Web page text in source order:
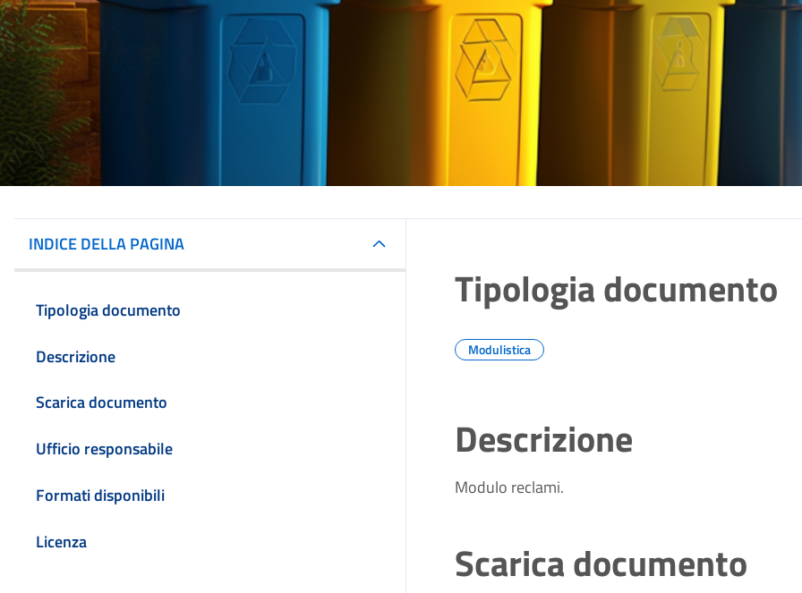
INDICE DELLA PAGINA
Tipologia documento
Descrizione
Scarica documento
Ufficio responsabile
Formati disponibili
Licenza
Tipologia documento
Modulistica
Descrizione
Modulo reclami.
Scarica documento